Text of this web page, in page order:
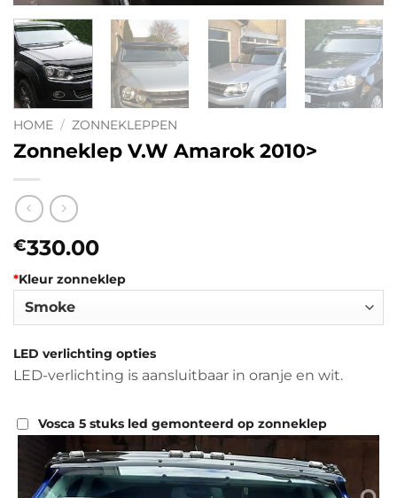
HOME / ZONNEKLEPPEN
Zonneklep V.W Amarok 2010>
€330.00
*Kleur zonneklep
LED verlichting opties
LED-verlichting is aansluitbaar in oranje en wit.
Vosca 5 stuks led gemonteerd op zonneklep